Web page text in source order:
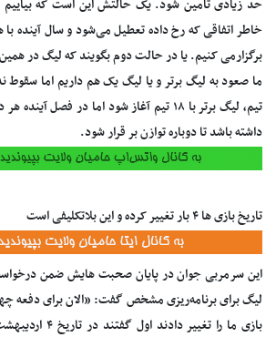
حد زیادی تامین شود. یک حالتش این است که بیاییم
خاطر اتفاقی که رخ داده تعطیل می‌شود و سال آینده با
برگزارمی کنیم. یا در حالت دوم بگویند که لیگ در
داشته باشد تا دوباره توازن بر قرار شود.
تاریخ بازی ها ۴ بار تغییر کرده و این بلاتکلیفی است
این سرمربی جوان در پایان صحبت هایش ضمن
لیگ برای برنامه‌ریزی مشخص گفت: «الان برای دفعه
بازی ما را تغییر